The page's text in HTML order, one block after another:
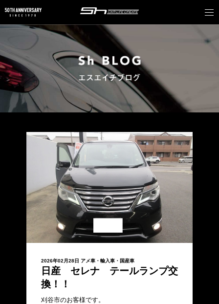
2026年02月28日 アメ車・輸入車・国産車
日産 セレナ テールランプ交
換！！
刈谷市のお客様です。